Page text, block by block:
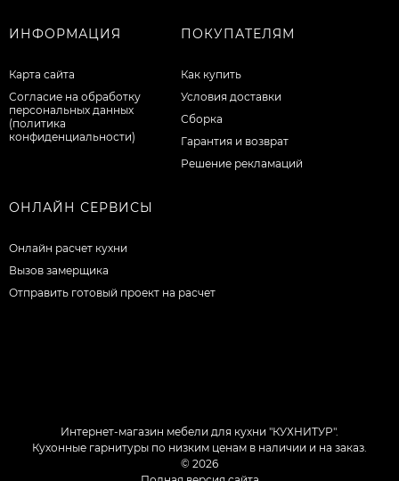
ИНФОРМАЦИЯ
Карта сайта
Согласие на обработку
персональных данных
(политика
конфиденциальности)
ПОКУПАТЕЛЯМ
Как купить
Условия доставки
Сборка
Гарантия и возврат
Решение рекламаций
ОНЛАЙН СЕРВИСЫ
Онлайн расчет кухни
Вызов замерщика
Отправить готовый проект на расчет
Интернет-магазин мебели для кухни "КУХНИТУР".
Кухонные гарнитуры по низким ценам в наличии и на заказ.
© 2026